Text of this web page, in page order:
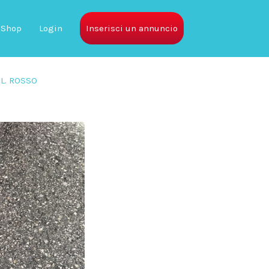
Shop Login Inserisci un annuncio
ROSSO